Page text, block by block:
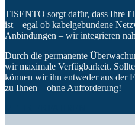
TISENTO sorgt dafür, dass Ihre
ist – egal ob kabelgebundene
Anbindungen – wir integrieren
Durch die permanente
wir maximale Verfügbarkeit.
können wir ihn entweder aus der
zu Ihnen – ohne Aufforderung!